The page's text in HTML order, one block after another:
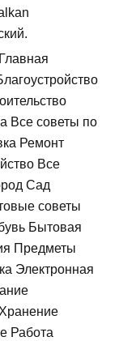
Все советы по
Ремонт
Все
Сад
советы
Бытовая
Предметы
Электронная
Работа